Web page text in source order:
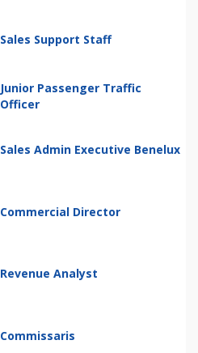
Sales Support Staff
Junior Passenger Traffic
Officer
Sales Admin Executive Benelux
Commercial Director
Revenue Analyst
Commissaris